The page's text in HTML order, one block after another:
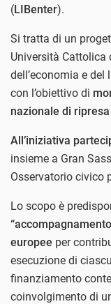
(LIBenter).
Si tratta di un
Università Cattolica
dell’economia e del
con l’obiettivo di
nazionale di
All’iniziativa
insieme a Gran
Osservatorio civico
Lo scopo è
europee per
esecuzione di
finanziamento
coinvolgimento di